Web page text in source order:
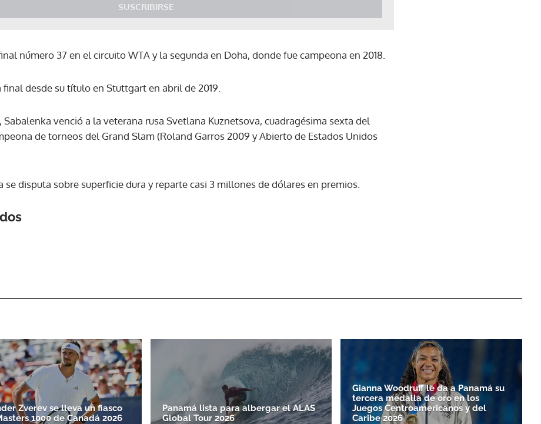
SUSCRIBIRSE
número 37 en el circuito WTA y la segunda en Doha, donde fue campeona en 2018.
desde su título en Stuttgart en abril de 2019.
venció a la veterana rusa Svetlana Kuznetsova, cuadragésima sexta del
de torneos del Grand Slam (Roland Garros 2009 y Abierto de Estados Unidos
se disputa sobre superficie dura y reparte casi 3 millones de dólares en premios.
Zverev se lleva un fiasco
1000 de Canadá 2026
Panamá lista para albergar el ALAS
Global Tour 2026
Gianna Woodruff le da a Panamá su
tercera medalla de oro en los
Juegos Centroamericanos y del
Caribe 2026